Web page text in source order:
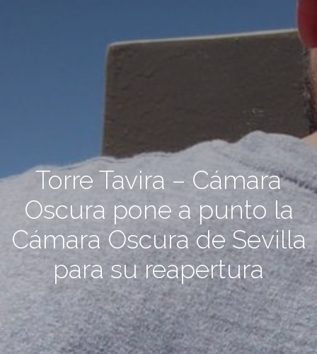
Torre Tavira – Cámara
Oscura pone a punto la
Cámara Oscura de Sevilla
para su reapertura